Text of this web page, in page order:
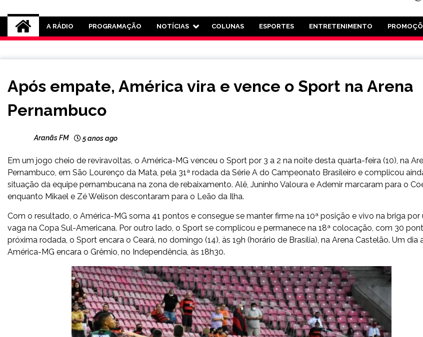
Rádio Aranãs 105.3
A RÁDIO PROGRAMAÇÃO NOTÍCIAS COLUNAS ESPORTES ENTRETENIMENTO
Após empate, América vira e vence o Sport na Arena
Pernambuco
Aranãs FM 5 anos ago
Em um jogo cheio de reviravoltas, o América-MG venceu o Sport por 3 a 2 na noite desta quarta-feira (10), na
Pernambuco, em São Lourenço da Mata, pela 31ª rodada da Série A do Campeonato Brasileiro e complicou
situação da equipe pernambucana na zona de rebaixamento. Alê, Juninho Valoura e Ademir marcaram para o
enquanto Mikael e Zé Welison descontaram para o Leão da Ilha.
Com o resultado, o América-MG soma 41 pontos e consegue se manter firme na 10ª posição e vivo na briga por
vaga na Copa Sul-Americana. Por outro lado, o Sport se complicou e permanece na 18ª colocação, com 30
próxima rodada, o Sport encara o Ceará, no domingo (14), às 19h (horário de Brasília), na Arena Castelão. Um dia
América-MG encara o Grêmio, no Independência, às 18h30.